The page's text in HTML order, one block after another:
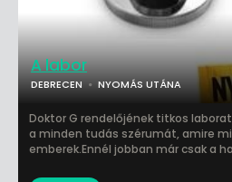
A labor
DEBRECEN NYOMÁS UTÁNA
Doktor G rendelőjének titkos
a minden tudás szérumát, amire
emberek.Ennél jobban már csak a